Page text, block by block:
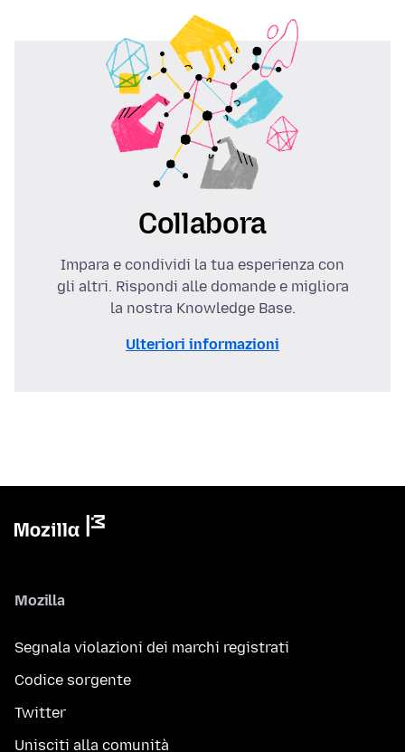
Collabora
Impara e condividi la tua esperienza con
gli altri. Rispondi alle domande e migliora
la nostra Knowledge Base.
Ulteriori informazioni
Mozilla
Segnala violazioni dei marchi registrati
Codice sorgente
Twitter
Unisciti alla comunità